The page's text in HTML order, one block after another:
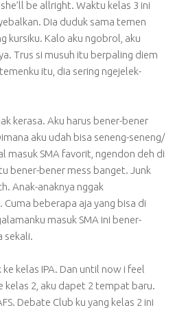
be allright. Waktu kelas 3 ini
Dia duduk sama temen
kursiku. Kalo aku ngobrol, aku
Trus si musuh itu berpaling diem
itu, dia sering ngejelek-
kerasa. Aku harus bener-bener
aku udah bisa seneng-seneng/
masuk SMA favorit, ngendon deh di
bener-bener mess banget. Junk
Anak-anaknya nggak
Cuma beberapa aja yang bisa di
masuk SMA ini bener-
sekali.
kelas IPA. Dan until now i feel
kelas 2, aku dapet 2 tempat baru.
Debate Club ku yang kelas 2 ini